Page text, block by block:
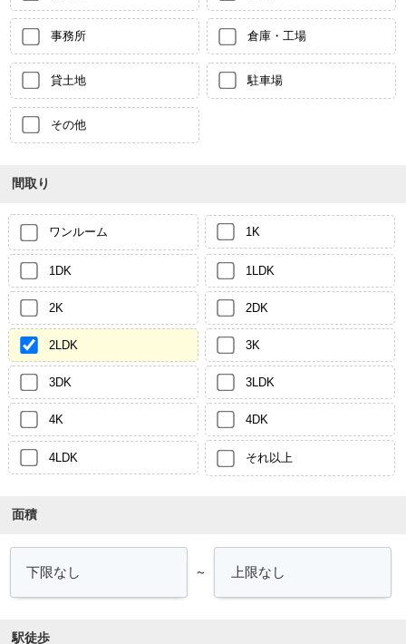
事務所 倉庫・工場
貸土地 駐車場
その他
間取り
ワンルーム 1K
1DK 1LDK
2K 2DK
2LDK 3K
3DK 3LDK
4K 4DK
4LDK それ以上
面積
～
駅徒歩